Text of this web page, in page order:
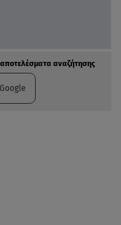
αναζήτησης